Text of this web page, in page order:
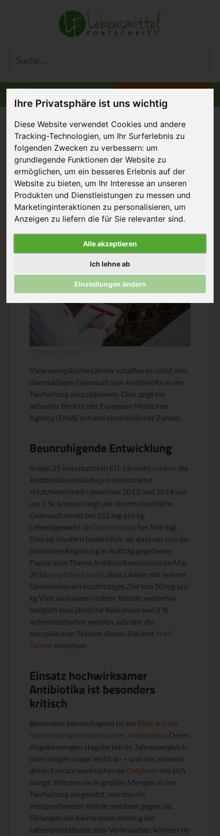
Ihre Privatsphäre ist uns wichtig
Diese Website verwendet Cookies und andere
Tracking-Technologien, um Ihr Surferlebnis zu
folgenden Zwecken zu verbessern: um
grundlegende Funktionen der Website zu
ermöglichen, um ein besseres Erlebnis auf der
Website zu bieten, um Ihr Interesse an unseren
Produkten und Dienstleistungen zu messen und
Marketinginteraktionen zu personalisieren, um
Anzeigen zu liefern die für Sie relevanter sind.
Alle akzeptieren
Ich lehne ab
Einstellungen ändern
Antibiotikagebrauch in
der EU
04. November 2016
Viele europäische Länder schaffen es nicht, den
übermäßigen Gebrauch von Antibiotika in der
Tierhaltung einzudämmen. Dies zeigt ein
aktueller Bericht der European Medicines
Agency (EMA) anhand eindrücklicher Zahlen.
Beunruhigende Entwicklung
In den 25 untersuchten EU-Ländern sanken die
Antibiotikaverkäufe pro berechneter
»Nutztiereinheit« zwischen 2013 und 2014 nur
um 2 %; konkret liegt der durchschnittliche
Gebrauch somit bei 152 mg pro kg
Lebendgewicht (in Deutschland bei 149 mg).
Dies ist insofern bedenklich, als dass ein von der
britischen Regierung in Auftrag gegebenes
Papier zum Thema Antibiotikaresistenz im Mai
2016 empfohlen hatte, dass Länder mit hohem
Einkommen ein kurzfristiges Ziel von 50 mg pro
kg Vieh anvisieren sollten. Würde weiterhin
lediglich eine jährliche Reduktion von 2 %
aufrechterhalten werden, würden die
europäischen Staaten dieses Ziel erst in 65
Jahren erreichen.
Einsatz hochwirksamer
Antibiotika ist besonders
kritisch
Besonders beunruhigend ist ein Blick auf die
Verwendung hochwirksamer Antibiotika. Deren
Abgabemengen stagnierten im Jahresvergleich
oder stiegen sogar leicht an – und das, obwohl
deren Einsatz weitreichende Gefahren mit sich
bringt: Werden sie in großen Mengen in der
Tierhaltung eingesetzt, werden die
entsprechenden Keime resistent gegen sie.
Gelangen die Keime dann entlang der
Lebensmittelkette zum Verbraucher, können sie